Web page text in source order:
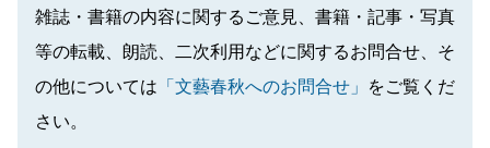
雑誌・書籍の内容に関するご意見、書籍・記事・写真
等の転載、朗読、二次利用などに関するお問合せ、そ
の他については 「文藝春秋へのお問合せ」
をご覧くだ
さい。